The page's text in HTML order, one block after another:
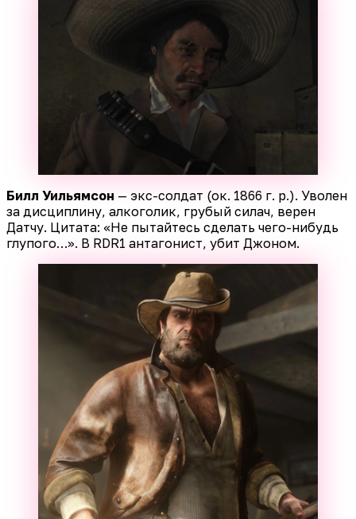
Билл Уильямсон — экс-солдат (ок. 1866 г. р.). Уволен
за дисциплину, алкоголик, грубый силач, верен
Датчу. Цитата: «Не пытайтесь сделать чего-нибудь
глупого…». В RDR1 антагонист, убит Джоном.